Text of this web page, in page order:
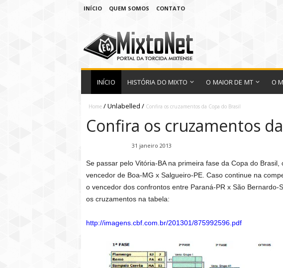
INÍCIO QUEM SOMOS CONTATO
INÍCIO HISTÓRIA DO MIXTO O MAIOR DE MT O
Home /Unlabelled / Confira os cruzamentos da Copa do Brasil
Confira os cruzamentos
31 janeiro 2013
Se passar pelo Vitória-BA na primeira fase da Copa do
vencedor de Boa-MG x Salgueiro-PE. Caso continue na
o vencedor dos confrontos entre Paraná-PR x São Bernardo-
os cruzamentos na tabela:
http://imagens.cbf.com.br/201301/875992596.pdf